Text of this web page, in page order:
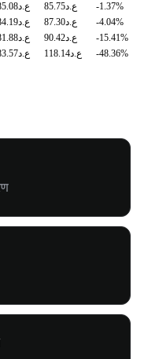
ع.د85.08 ع.د85.75
-1.37%
ع.د84.19 ع.د87.30
-4.04%
ع.د81.88 ع.د90.42
-15.41%
ع.د83.57 ع.د118.14 -48.36%